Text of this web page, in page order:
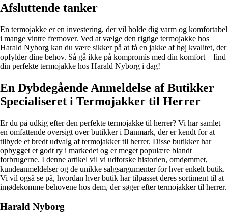
Afsluttende tanker
En termojakke er en investering, der vil holde dig varm og komfortabel
i mange vintre fremover. Ved at vælge den rigtige termojakke hos
Harald Nyborg kan du være sikker på at få en jakke af høj kvalitet, der
opfylder dine behov. Så gå ikke på kompromis med din komfort – find
din perfekte termojakke hos Harald Nyborg i dag!
En Dybdegående Anmeldelse af Butikker
Specialiseret i Termojakker til Herrer
Er du på udkig efter den perfekte termojakke til herrer? Vi har samlet
en omfattende oversigt over butikker i Danmark, der er kendt for at
tilbyde et bredt udvalg af termojakker til herrer. Disse butikker har
opbygget et godt ry i markedet og er meget populære blandt
forbrugerne. I denne artikel vil vi udforske historien, omdømmet,
kundeanmeldelser og de unikke salgsargumenter for hver enkelt butik.
Vi vil også se på, hvordan hver butik har tilpasset deres sortiment til at
imødekomme behovene hos dem, der søger efter termojakker til herrer.
Harald Nyborg